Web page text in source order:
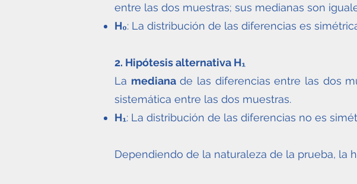
entre las dos muestras; sus medianas son
H₀: La distribución de las diferencias es
2. Hipótesis alternativa H₁
La medianade las diferencias entre las dos
sistemática entre las dos muestras.
H₁: La distribución de las diferencias no es
Dependiendo de la naturaleza de la prueba, la